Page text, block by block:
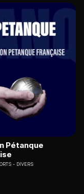
Pétanque
- DIVERS